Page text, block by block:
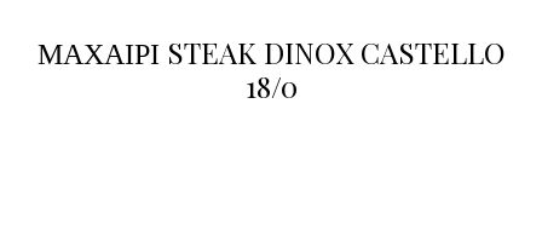
ΜΑΧΑΙΡΙ STEAK DINOX CASTELLO
18/0